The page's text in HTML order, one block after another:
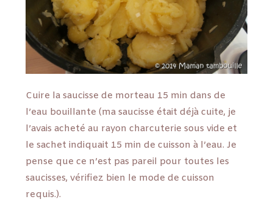
Cuire la saucisse de morteau 15 min dans de
l’eau bouillante (ma saucisse était déjà cuite, je
l’avais acheté au rayon charcuterie sous vide et
le sachet indiquait 15 min de cuisson à l’eau. Je
pense que ce n’est pas pareil pour toutes les
saucisses, vérifiez bien le mode de cuisson
requis.).